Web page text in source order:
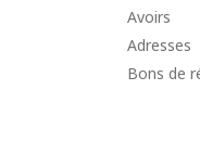
Avoirs
Adresses
Bons de